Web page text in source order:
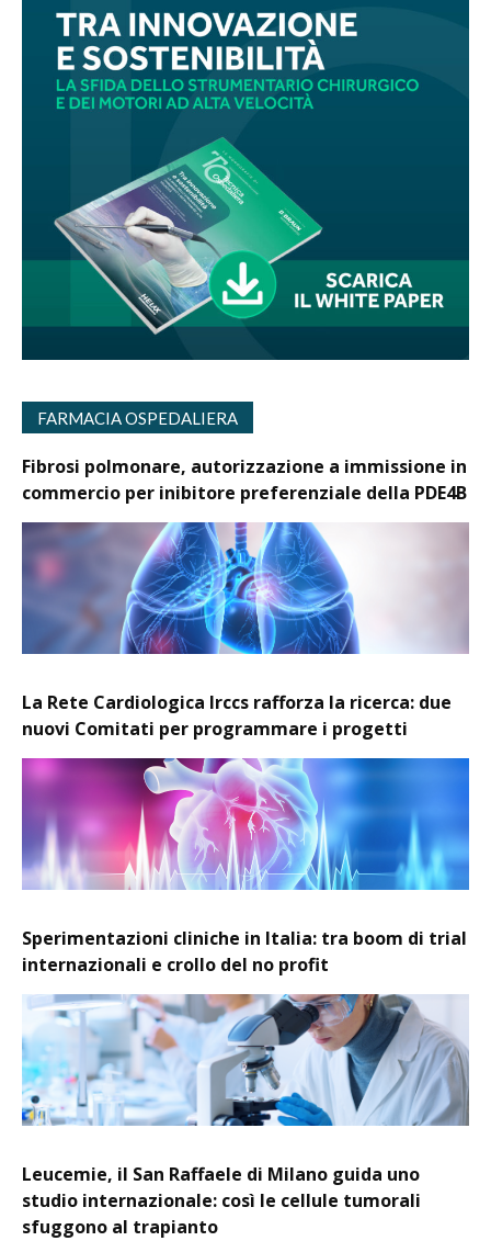
FARMACIA OSPEDALIERA
Fibrosi polmonare, autorizzazione a immissione in
commercio per inibitore preferenziale della PDE4B
La Rete Cardiologica Irccs rafforza la ricerca: due
nuovi Comitati per programmare i progetti
Sperimentazioni cliniche in Italia: tra boom di trial
internazionali e crollo del no profit
Leucemie, il San Raffaele di Milano guida uno
studio internazionale: così le cellule tumorali
sfuggono al trapianto